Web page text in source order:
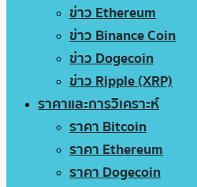
ข่าว Ethereum
ข่าว Binance Coin
ข่าว Dogecoin
ข่าว Ripple (XRP)
ราคาและการวิเคราะห์
ราคา Bitcoin
ราคา Ethereum
ราคา Dogecoin